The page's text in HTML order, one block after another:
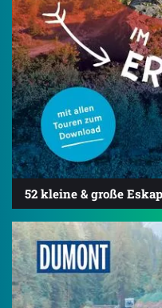
52 kleine & große